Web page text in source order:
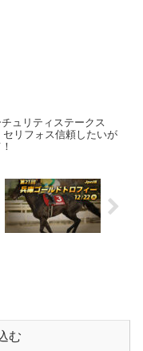
チュリティステークス
セリフォス信頼したいが
む